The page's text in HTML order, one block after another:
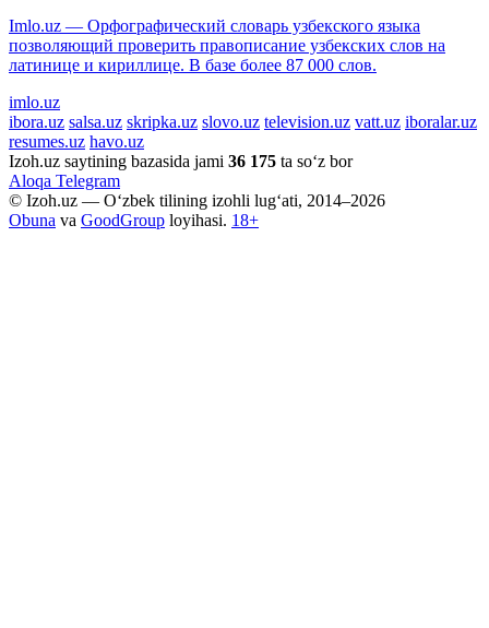
Imlo.uz — Орфографический словарь узбекского языка
позволяющий проверить правописание узбекских слов на
латинице и кириллице. В базе более 87 000 слов.
imlo.uz
ibora.uz salsa.uz skripka.uz slovo.uz television.uz vatt.uz iboralar.uz
resumes.uz havo.uz
Izoh.uz saytining bazasida jami 36 175 ta so‘z bor
Aloqa Telegram
© Izoh.uz — O‘zbek tilining izohli lug‘ati, 2014–2026
Obuna va GoodGroup loyihasi. 18+